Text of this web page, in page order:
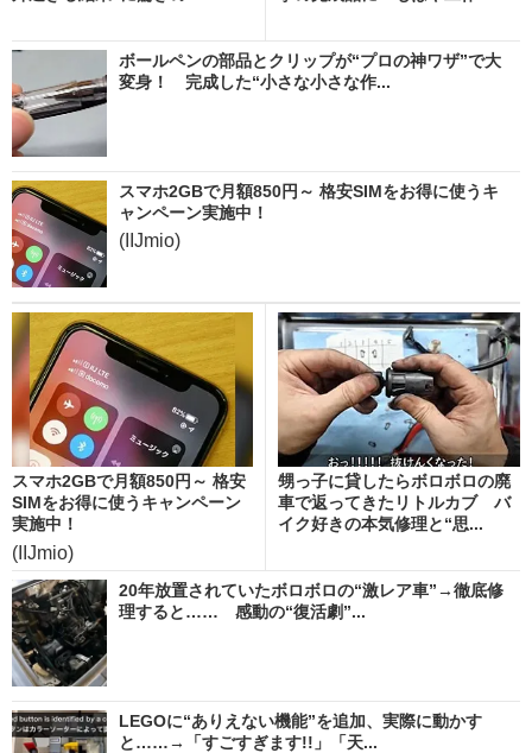
ボールペンの部品とクリップが“プロの神ワザ”で大
変身！ 完成した“小さな小さな作...
スマホ2GBで月額850円～ 格安SIMをお得に使うキ
ャンペーン実施中！
(IIJmio)
スマホ2GBで月額850円～ 格安
SIMをお得に使うキャンペーン
実施中！
(IIJmio)
甥っ子に貸したらボロボロの廃
車で返ってきたリトルカブ バ
イク好きの本気修理と“思...
20年放置されていたボロボロの“激レア車”→徹底修
理すると…… 感動の“復活劇”...
LEGOに“ありえない機能”を追加、実際に動かす
と……→「すごすぎます!!」「天...